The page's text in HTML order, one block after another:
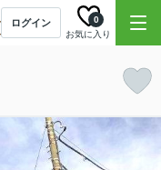
ログイン
お気に入り
0